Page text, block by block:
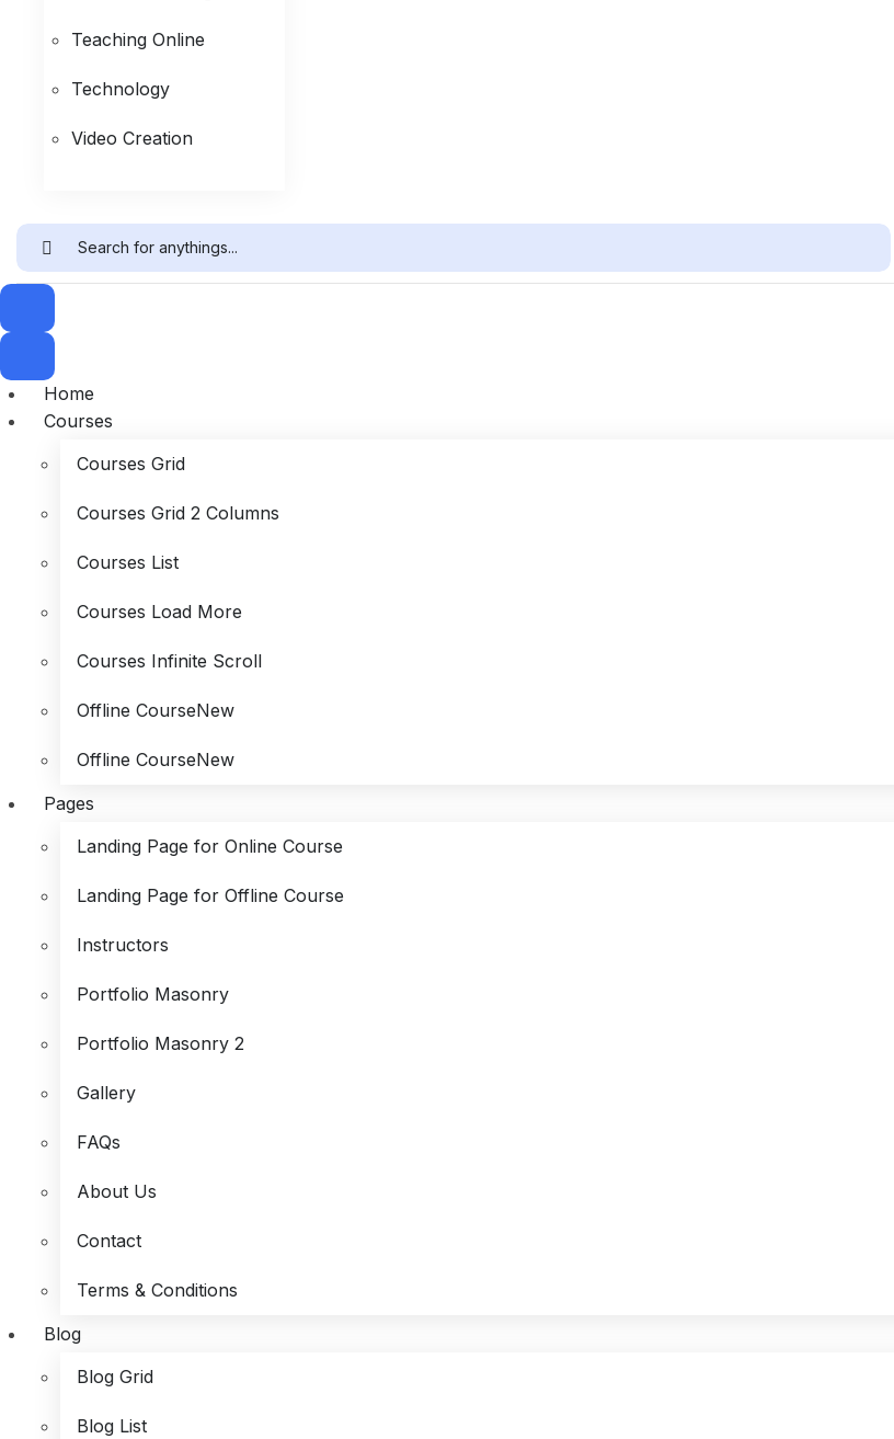
Teaching Online
Technology
Video Creation
Home
Courses
Courses Grid
Courses Grid 2 Columns
Courses List
Courses Load More
Courses Infinite Scroll
Offline CourseNew
Offline CourseNew
Pages
Landing Page for Online Course
Landing Page for Offline Course
Instructors
Portfolio Masonry
Portfolio Masonry 2
Gallery
FAQs
About Us
Contact
Terms & Conditions
Blog
Blog Grid
Blog List